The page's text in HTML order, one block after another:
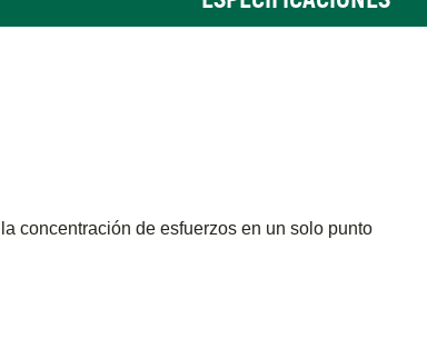
concentración de esfuerzos en un solo punto